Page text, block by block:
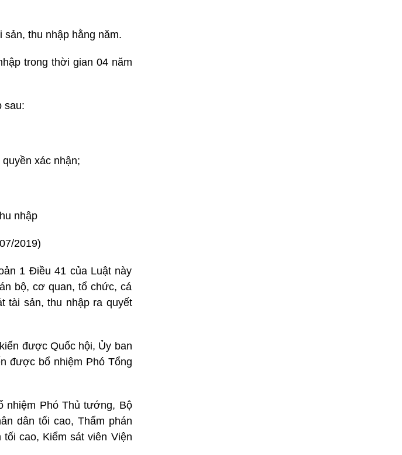
thu nhập hằng năm.
trong thời gian 04 năm
sau:
xác nhận;
nhập
2019)
1 Điều 41 của Luật này
bộ, cơ quan, tổ chức, cá
tài sản, thu nhập ra quyết
được Quốc hội, Ủy ban
được bổ nhiệm Phó Tổng
nhiệm Phó Thủ tướng, Bộ
dân tối cao, Thẩm phán
cao, Kiểm sát viên Viện